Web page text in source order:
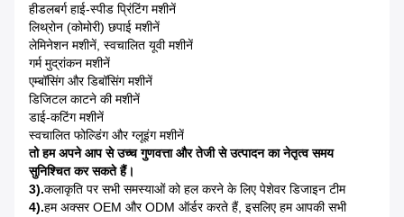
हीडलबर्ग हाई-स्पीड प्रिंटिंग मशीनें
लिथ्रोन (कोमोरी) छपाई मशीनें
लेमिनेशन मशीनें, स्वचालित यूवी मशीनें
गर्म मुद्रांकन मशीनें
एम्बॉसिंग और डिबॉसिंग मशीनें
डिजिटल काटने की मशीनें
डाई-कटिंग मशीनें
स्वचालित फोल्डिंग और ग्लूइंग मशीनें
तो हम अपने आप से उच्च गुणवत्ता और तेजी से उत्पादन का नेतृत्व समय
सुनिश्चित कर सकते हैं।
3).कलाकृति पर सभी समस्याओं को हल करने के लिए पेशेवर डिजाइन टीम
4).हम अक्सर OEM और ODM ऑर्डर करते हैं, इसलिए हम आपकी सभी